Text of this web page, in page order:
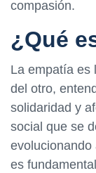
compasión.
¿Qué
La empatía es
del otro,
solidaridad y
social que se
es